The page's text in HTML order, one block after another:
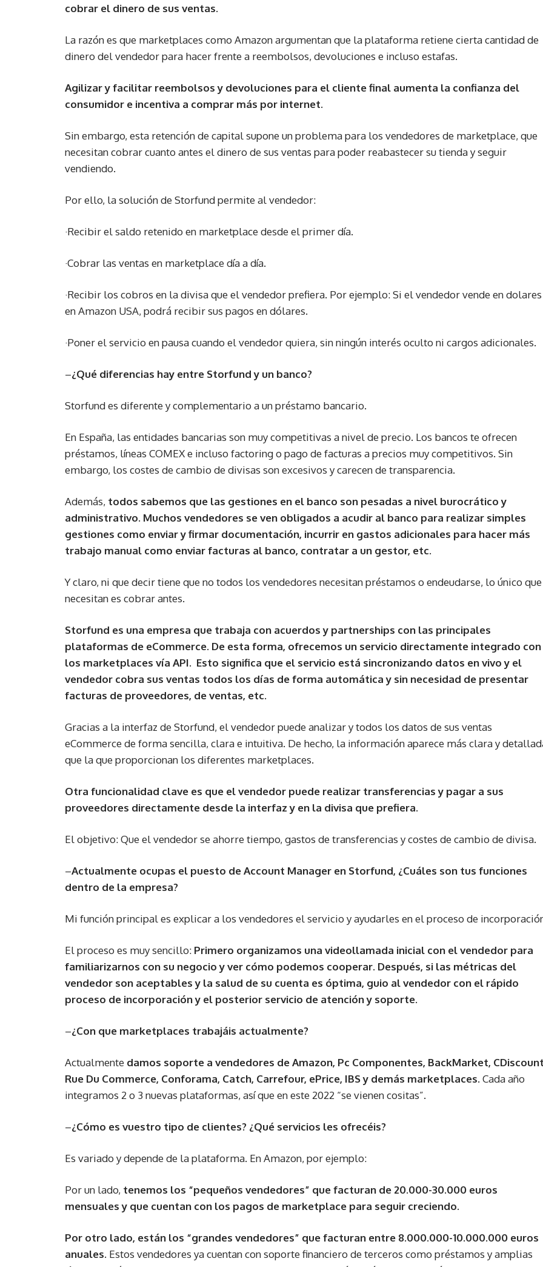
cobrar el dinero de sus ventas.
La razón es que marketplaces como Amazon argumentan que la plataforma retiene cierta cantidad de
dinero del vendedor para hacer frente a reembolsos, devoluciones e incluso estafas.
Agilizar y facilitar reembolsos y devoluciones para el cliente final aumenta la confianza del
consumidor e incentiva a comprar más por internet.
Sin embargo, esta retención de capital supone un problema para los vendedores de marketplace, que
necesitan cobrar cuanto antes el dinero de sus ventas para poder reabastecer su tienda y seguir
vendiendo.
Por ello, la solución de Storfund permite al vendedor:
·Recibir el saldo retenido en marketplace desde el primer día.
·Cobrar las ventas en marketplace día a día.
·Recibir los cobros en la divisa que el vendedor prefiera. Por ejemplo: Si el vendedor vende en dolares
en Amazon USA, podrá recibir sus pagos en dólares.
·Poner el servicio en pausa cuando el vendedor quiera, sin ningún interés oculto ni cargos adicionales.
–¿Qué diferencias hay entre Storfund y un banco?
Storfund es diferente y complementario a un préstamo bancario.
En España, las entidades bancarias son muy competitivas a nivel de precio. Los bancos te ofrecen
préstamos, líneas COMEX e incluso factoring o pago de facturas a precios muy competitivos. Sin
embargo, los costes de cambio de divisas son excesivos y carecen de transparencia.
Además, todos sabemos que las gestiones en el banco son pesadas a nivel burocrático y
administrativo. Muchos vendedores se ven obligados a acudir al banco para realizar simples
gestiones como enviar y firmar documentación, incurrir en gastos adicionales para hacer más
trabajo manual como enviar facturas al banco, contratar a un gestor, etc.
Y claro, ni que decir tiene que no todos los vendedores necesitan préstamos o endeudarse, lo único que
necesitan es cobrar antes.
Storfund es una empresa que trabaja con acuerdos y partnerships con las principales
plataformas de eCommerce. De esta forma, ofrecemos un servicio directamente integrado con
los marketplaces vía API. Esto significa que el servicio está sincronizando datos en vivo y el
vendedor cobra sus ventas todos los días de forma automática y sin necesidad de presentar
facturas de proveedores, de ventas, etc.
Gracias a la interfaz de Storfund, el vendedor puede analizar y todos los datos de sus ventas
eCommerce de forma sencilla, clara e intuitiva. De hecho, la información aparece más clara y
que la que proporcionan los diferentes marketplaces.
Otra funcionalidad clave es que el vendedor puede realizar transferencias y pagar a sus
proveedores directamente desde la interfaz y en la divisa que prefiera.
El objetivo: Que el vendedor se ahorre tiempo, gastos de transferencias y costes de cambio de divisa.
–Actualmente ocupas el puesto de Account Manager en Storfund, ¿Cuáles son tus funciones
dentro de la empresa?
Mi función principal es explicar a los vendedores el servicio y ayudarles en el proceso de
El proceso es muy sencillo: Primero organizamos una videollamada inicial con el vendedor para
familiarizarnos con su negocio y ver cómo podemos cooperar. Después, si las métricas del
vendedor son aceptables y la salud de su cuenta es óptima, guio al vendedor con el rápido
proceso de incorporación y el posterior servicio de atención y soporte.
–¿Con que marketplaces trabajáis actualmente?
Actualmente damos soporte a vendedores de Amazon, Pc Componentes, BackMarket,
Rue Du Commerce, Conforama, Catch, Carrefour, ePrice, IBS y demás marketplaces. Cada año
integramos 2 o 3 nuevas plataformas, así que en este 2022 “se vienen cositas”.
–¿Cómo es vuestro tipo de clientes? ¿Qué servicios les ofrecéis?
Es variado y depende de la plataforma. En Amazon, por ejemplo:
Por un lado, tenemos los “pequeños vendedores” que facturan de 20.000-30.000 euros
mensuales y que cuentan con los pagos de marketplace para seguir creciendo.
Por otro lado, están los “grandes vendedores” que facturan entre 8.000.000-10.000.000 euros
anuales. Estos vendedores ya cuentan con soporte financiero de terceros como préstamos y amplias